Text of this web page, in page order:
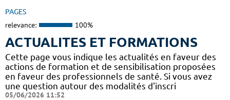
PAGES
relevance: 100%
ACTUALITES ET FORMATIONS
Cette page vous indique les actualités en faveur des
actions de formation et de sensibilisation proposées
en faveur des professionnels de santé. Si vous avez
une question autour des modalités d'inscri
05/06/2026 11:52